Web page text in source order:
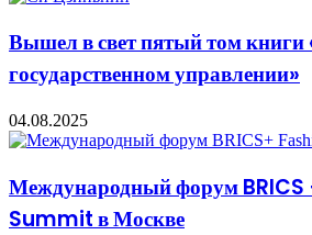
Вышел в свет пятый том
государственном управлении»
04.08.2025
Международный форум
Summit в Москве